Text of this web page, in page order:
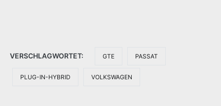
VERSCHLAGWORTET: GTE PASSAT
PLUG-IN-HYBRID VOLKSWAGEN